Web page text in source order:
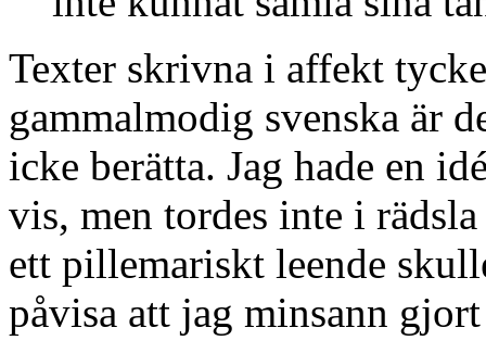
Texter skrivna i affekt
gammalmodig svenska är
icke berätta. Jag hade en
vis, men tordes inte i
ett pillemariskt leende
påvisa att jag minsann